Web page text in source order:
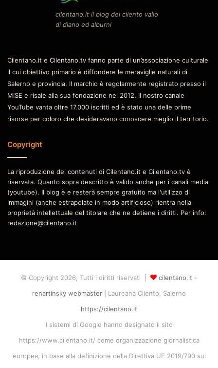
cilentano.it il blog del cilento vallo
di diano ed alburni
Cilentano.it e Cilentano.tv fanno parte di un’associazione culturale
il cui obiettivo primario è diffondere le meraviglie naturali di
Salerno e provincia. Il marchio è regolarmente registrato presso il
MISE e risale alla sua fondazione nel 2012. Il nostro canale
YouTube vanta oltre 17.000 iscritti ed è stato una delle prime
risorse per coloro che desideravano conoscere meglio il territorio.
Copyright
La riproduzione dei contenuti di Cilentano.it e Cilentano.tv è
riservata. Quanto sopra descritto è valido anche per i canali media
(youtube). Il blog è e resterà sempre gratuito ma l'utilizzo di
immagini (anche estrapolate in modo artificioso) rientra nella
proprietà intellettuale del titolare che ne detiene i diritti. Per info:
redazione@cilentano.it
© Copyright 2026, Tutti i diritti riservati |
cilentano.it -
renartinsky webmaster | Laureana Cilento, Salerno
https://cilentano.it
I sistemi di Google hanno designato il sito
https://www.cilentano.it/ come organizzazione giornalistica
europea, in base alla definizione della Direttiva UE 2019/790 sul